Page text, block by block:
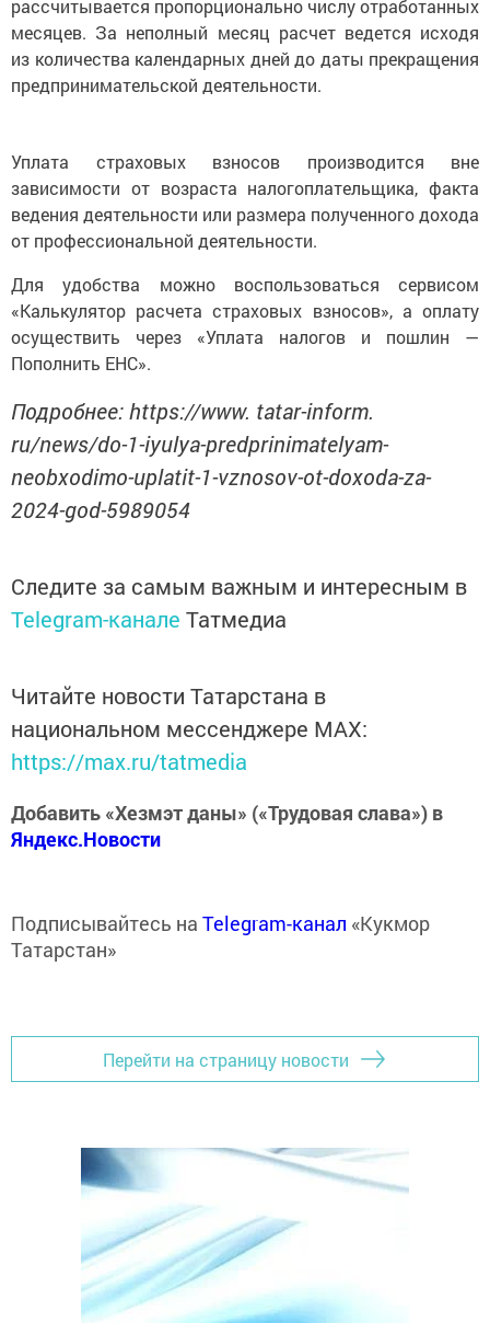
рассчитывается пропорционально числу отработанных
месяцев. За неполный месяц расчет ведется исходя
из количества календарных дней до даты прекращения
предпринимательской деятельности.
Уплата страховых взносов производится вне
зависимости от возраста налогоплательщика, факта
ведения деятельности или размера полученного дохода
от профессиональной деятельности.
Для удобства можно воспользоваться сервисом
«Калькулятор расчета страховых взносов», а оплату
осуществить через «Уплата налогов и пошлин —
Пополнить ЕНС».
Подробнее: https://www. tatar-inform.
ru/news/do-1-iyulya-predprinimatelyam-
neobxodimo-uplatit-1-vznosov-ot-doxoda-za-
2024-god-5989054
Следите за самым важным и интересным в
Telegram-канале Татмедиа
Читайте новости Татарстана в
национальном мессенджере MАХ:
https://max.ru/tatmedia
Добавить «Хезмэт даны» («Трудовая слава») в
Яндекс.Новости
Подписывайтесь на Telegram-канал «Кукмор
Татарстан»
Перейти на страницу новости